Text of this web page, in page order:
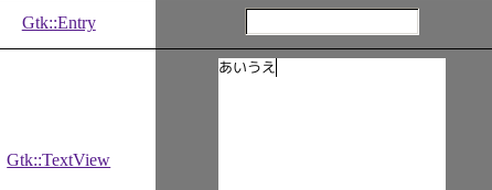
Gtk::Entry
Gtk::TextView